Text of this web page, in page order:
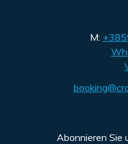
M:
Abonnieren Sie